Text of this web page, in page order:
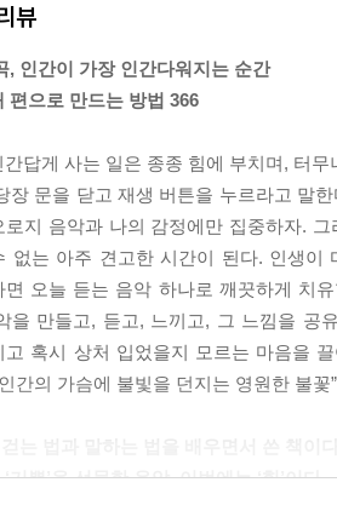
한 기적”을 행하는 힘을 가지고 있다.
들은 노래가 아니어도 이야기에서 비
는 기묘하고도 어리둥절한 사연을 추적한
당신을 우울하게 만든다면, 만사를 감
전 모테트를 들으며 눈을 감자. 10분이
주곡은 그 자체로 보물 주머니와 같다.
뷰
, 인간이 가장 인간다워지는 순간
편으로 만드는 방법 366
간답게 사는 일은 종종 힘에 부치며, 터
장 문을 닫고 재생 버튼을 누르라고 말
로지 음악과 나의 감정에만 집중하자.
없는 아주 견고한 시간이 된다. 인생이
면 오늘 듣는 음악 하나로 깨끗하게 치
을 만들고, 듣고, 느끼고, 그 느낌을 공
고 혹시 상처 입었을지 모르는 마음을
간의 가슴에 불빛을 던지는 영원한 불꽃
기쁨’을 선물한 음악, 이번에는 ‘힘’이다